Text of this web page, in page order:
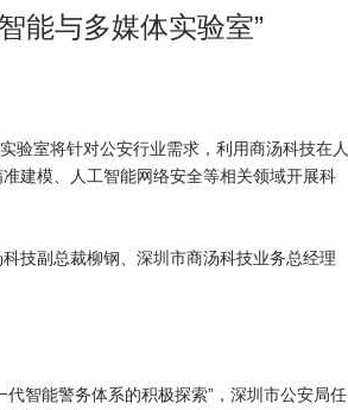
能与多媒体实验室”
验室将针对公安行业需求，利用商汤科技在人
建模、人工智能网络安全等相关领域开展科
技副总裁柳钢、深圳市商汤科技业务总经理
智能警务体系的积极探索”，深圳市公安局任